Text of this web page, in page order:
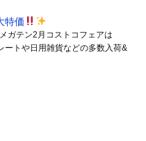
特価
ガテン2月コストコフェアは
ートや日用雑貨などの多数入荷&